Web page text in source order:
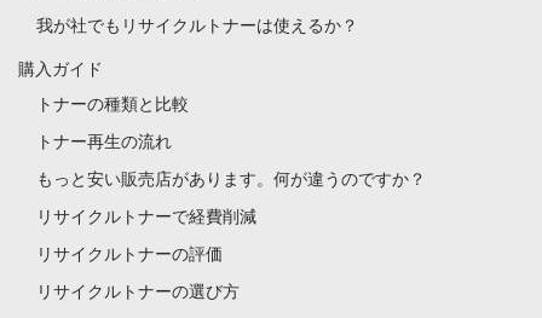
我が社でもリサイクルトナーは使えるか？
購入ガイド
トナーの種類と比較
トナー再生の流れ
もっと安い販売店があります。何が違うのですか？
リサイクルトナーで経費削減
リサイクルトナーの評価
リサイクルトナーの選び方